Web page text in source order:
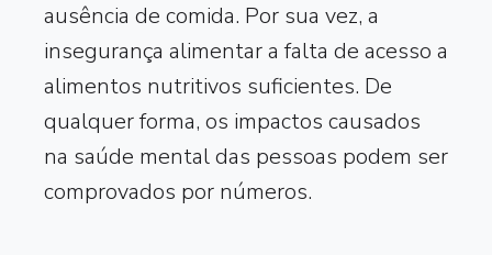
ausência de comida. Por sua vez, a
insegurança alimentar a falta de acesso a
alimentos nutritivos suficientes. De
qualquer forma, os impactos causados
na saúde mental das pessoas podem ser
comprovados por números.